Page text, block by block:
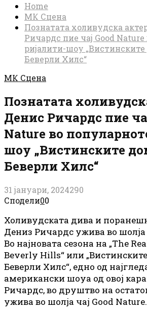
Home
МК Сцена
Познатата холивудска
Ричардс пие чај Good
ријалити-шоу
Беверли Хилс“
МК Сцена
Познатата
Денис Ричардс пие
Nature во
шоу „Вистинските
Беверли Хилс“
31 јануари, 2024290
Сподели00
Холивудската дива и
Дениз Ричардс ужива во шолја
Во најновата сезона на „The
Beverly Hills“ или
Беверли Хилс“, едно од
американски шоуа од овој
Ричардс, во друштво на
ужива во шолја чај Good Nature.